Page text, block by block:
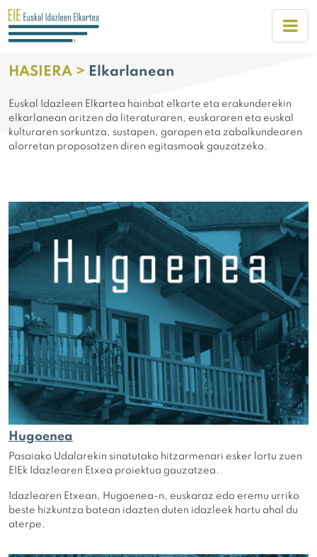
HASIERA > Elkarlanean
Euskal Idazleen Elkartea hainbat elkarte eta erakunderekin
elkarlanean aritzen da literaturaren, euskararen eta euskal
kulturaren sorkuntza, sustapen, garapen eta zabalkundearen
alorretan proposatzen diren egitasmoak gauzatzeko.
Hugoenea
Pasaiako Udalarekin sinatutako hitzarmenari esker lortu zuen
EIEk Idazlearen Etxea proiektua gauzatzea.
Idazlearen Etxean, Hugoenea-n, euskaraz edo eremu urriko
beste hizkuntza batean idazten duten idazleek hartu ahal du
aterpe.